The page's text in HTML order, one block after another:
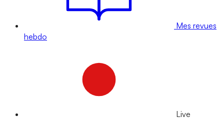
Mes revues
hebdo
Live